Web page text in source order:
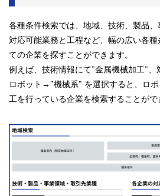
各種条件検索では、地域、技術、製品、
対応可能業務と工程など、幅の広い各
ての企業を探すことができます。
例えば、技術情報にて”金属機械加工”、
ロボット→”機械系” を選択すると、ロ
工を行っている企業を検索することがで